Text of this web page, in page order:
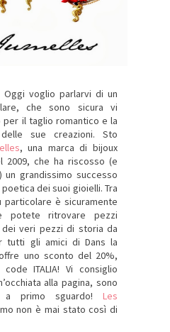
Oggi voglio parlarvi di un
che sono sicura vi
il taglio romantico e la
sue creazioni. Sto
, una marca di bijoux
2009, che ha riscosso (e
grandissimo successo
dei suoi gioielli. Tra
è sicuramente
potete ritrovare pezzi
veri pezzi di storia da
tutti gli amici di Dans la
uno sconto del 20%,
ITALIA! Vi consiglio
alla pagina, sono
a primo sguardo! Les
non è mai stato così di